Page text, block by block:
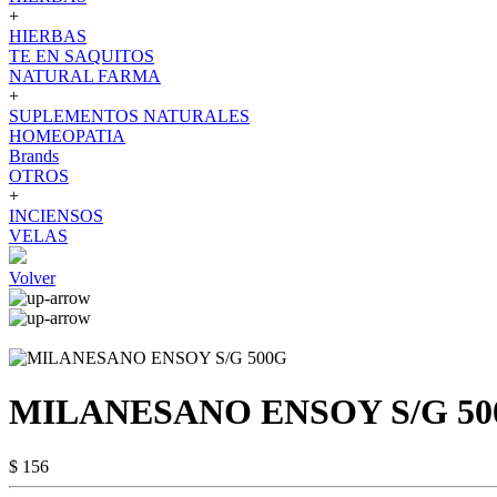
+
HIERBAS
TE EN SAQUITOS
NATURAL FARMA
+
SUPLEMENTOS NATURALES
HOMEOPATIA
Brands
OTROS
+
INCIENSOS
VELAS
Volver
MILANESANO ENSOY S/G
$ 156